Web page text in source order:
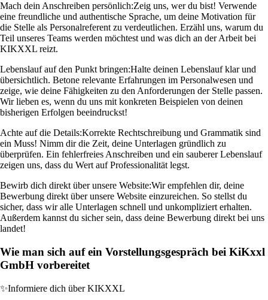
Mach dein Anschreiben persönlich:Zeig uns, wer du bist! Verwende
eine freundliche und authentische Sprache, um deine Motivation für
die Stelle als Personalreferent zu verdeutlichen. Erzähl uns, warum du
Teil unseres Teams werden möchtest und was dich an der Arbeit bei
KIKXXL reizt.
Lebenslauf auf den Punkt bringen:Halte deinen Lebenslauf klar und
übersichtlich. Betone relevante Erfahrungen im Personalwesen und
zeige, wie deine Fähigkeiten zu den Anforderungen der Stelle passen.
Wir lieben es, wenn du uns mit konkreten Beispielen von deinen
bisherigen Erfolgen beeindruckst!
Achte auf die Details:Korrekte Rechtschreibung und Grammatik sind
ein Muss! Nimm dir die Zeit, deine Unterlagen gründlich zu
überprüfen. Ein fehlerfreies Anschreiben und ein sauberer Lebenslauf
zeigen uns, dass du Wert auf Professionalität legst.
Bewirb dich direkt über unsere Website:Wir empfehlen dir, deine
Bewerbung direkt über unsere Website einzureichen. So stellst du
sicher, dass wir alle Unterlagen schnell und unkompliziert erhalten.
Außerdem kannst du sicher sein, dass deine Bewerbung direkt bei uns
landet!
Wie man sich auf ein Vorstellungsgespräch bei KiKxxl
GmbH vorbereitet
✨Informiere dich über KIKXXL